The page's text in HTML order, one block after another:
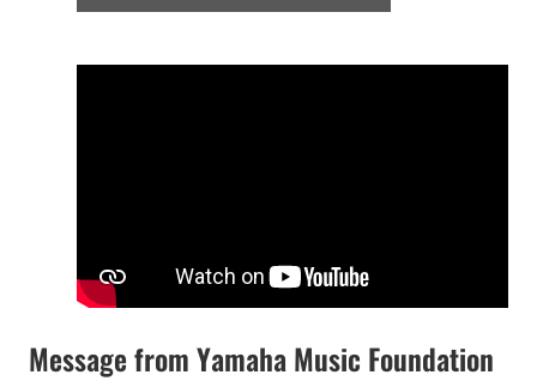
Message from Yamaha Music Foundation